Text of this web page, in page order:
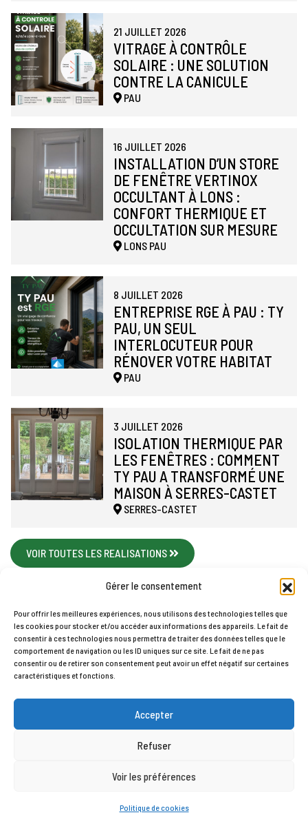
Gérer le consentement
Pour offrir les meilleures expériences, nous utilisons des technologies telles que
les cookies pour stocker et/ou accéder aux informations des appareils. Le fait de
consentir à ces technologies nous permettra de traiter des données telles que le
comportement de navigation ou les ID uniques sur ce site. Le fait de ne pas
consentir ou de retirer son consentement peut avoir un effet négatif sur certaines
caractéristiques et fonctions.
Accepter
Refuser
Voir les préférences
Politique de cookies
21 JUILLET 2026
VITRAGE À CONTRÔLE
SOLAIRE : UNE SOLUTION
CONTRE LA CANICULE
PAU
16 JUILLET 2026
INSTALLATION D’UN STORE
DE FENÊTRE VERTINOX
OCCULTANT À LONS :
CONFORT THERMIQUE ET
OCCULTATION SUR MESURE
LONS PAU
8 JUILLET 2026
ENTREPRISE RGE À PAU : TY
PAU, UN SEUL
INTERLOCUTEUR POUR
RÉNOVER VOTRE HABITAT
PAU
3 JUILLET 2026
ISOLATION THERMIQUE PAR
LES FENÊTRES : COMMENT
TY PAU A TRANSFORMÉ UNE
MAISON À SERRES-CASTET
SERRES-CASTET
VOIR TOUTES LES REALISATIONS
Accueil Contact Mentions légales
Plan du site
Politique de cookies (UE)
TY PAU © 2026